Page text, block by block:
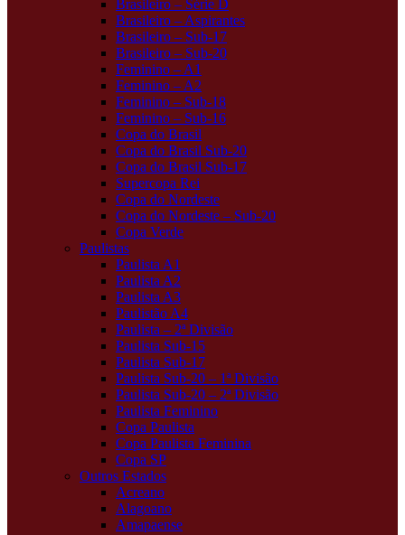
Brasileiro – Série D
Brasileiro – Aspirantes
Brasileiro – Sub-17
Brasileiro – Sub-20
Feminino – A1
Feminino – A2
Feminino – Sub-18
Feminino – Sub-16
Copa do Brasil
Copa do Brasil Sub-20
Copa do Brasil Sub-17
Supercopa Rei
Copa do Nordeste
Copa do Nordeste – Sub-20
Copa Verde
Paulistas
Paulista A1
Paulista A2
Paulista A3
Paulistão A4
Paulista – 2ª Divisão
Paulista Sub-15
Paulista Sub-17
Paulista Sub-20 – 1ª Divisão
Paulista Sub-20 – 2ª Divisão
Paulista Feminino
Copa Paulista
Copa Paulista Feminina
Copa SP
Outros Estados
Acreano
Alagoano
Amapaense